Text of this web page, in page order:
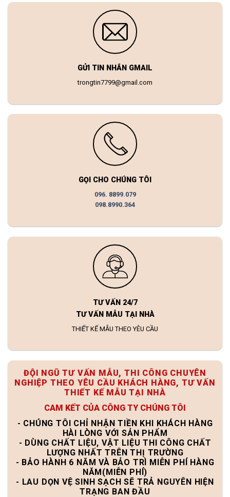
GỬI TIN NHẮN GMAIL
trongtin7799@gmail.com
GỌI CHO CHÚNG TÔI
096. 8899.079
098.8990.364
TƯ VẤN 24/7
TƯ VẤN MẪU TẠI NHÀ
THIẾT KẾ MẪU THEO YÊU CẦU
ĐỘI NGŨ TƯ VẤN MẪU, THI CÔNG CHUYÊN
NGHIỆP THEO YÊU CẦU KHÁCH HÀNG, TƯ VẤN
THIẾT KẾ MẪU TẠI NHÀ
CAM KẾT CỦA CÔNG TY CHÚNG TÔI
- CHÚNG TÔI CHỈ NHẬN TIỀN KHI KHÁCH HÀNG
HÀI LÒNG VỚI SẢN PHẨM
- DÙNG CHẤT LIỆU, VẬT LIỆU THI CÔNG CHẤT
LƯỢNG NHẤT TRÊN THỊ TRƯỜNG
- BẢO HÀNH 6 NĂM VÀ BẢO TRÌ MIỄN PHÍ HÀNG
NĂM(MIỄN PHÍ)
- LAU DỌN VỆ SINH SẠCH SẼ TRẢ NGUYÊN HIỆN
TRẠNG BAN ĐẦU